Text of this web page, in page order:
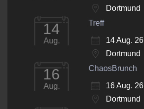
Dortmund
14
Aug.
Treff
14 Aug. 26
Dortmund
16
Aug.
ChaosBrunch
16 Aug. 26
Dortmund